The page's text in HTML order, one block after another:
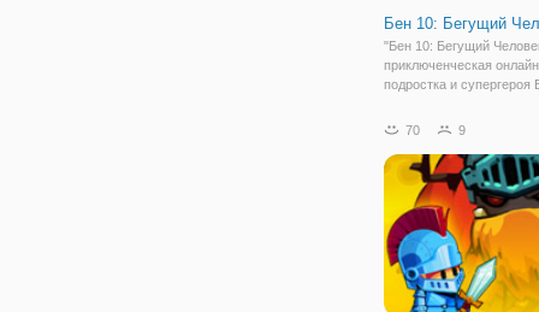
Бен 10: Бегущий
"Бен 10: Бегущий
приключенческая
подростка и супергероя
(бегалка), где вам
игрового процесса
том,
70 9